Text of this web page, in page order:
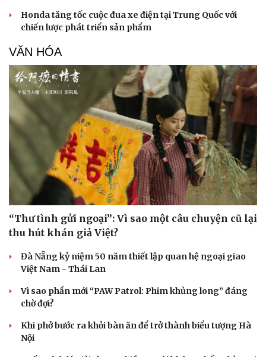
Honda tăng tốc cuộc đua xe điện tại Trung Quốc với
chiến lược phát triển sản phẩm
VĂN HÓA
“Thư tình gửi ngoại”: Vì sao một câu chuyện cũ lại
thu hút khán giả Việt?
Đà Nẵng kỷ niệm 50 năm thiết lập quan hệ ngoại giao
Việt Nam - Thái Lan
Vì sao phần mới “PAW Patrol: Phim khủng long” đáng
chờ đợi?
Khi phở bước ra khỏi bàn ăn để trở thành biểu tượng Hà
Nội